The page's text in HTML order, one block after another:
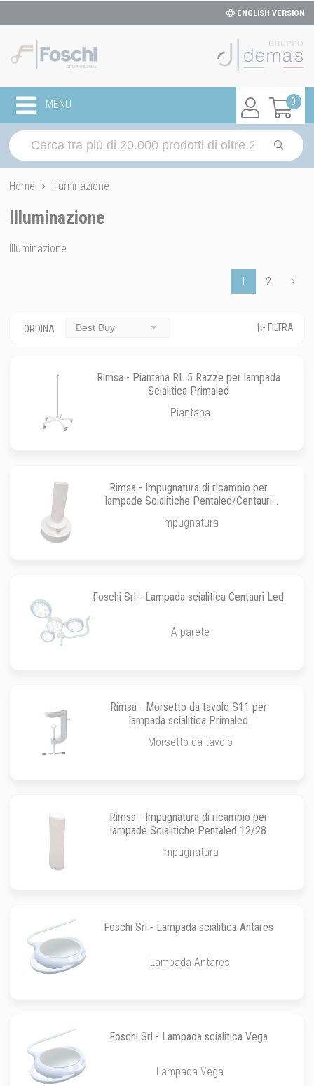
ENGLISH VERSION
0
MENU
Home Illuminazione
Illuminazione
Illuminazione
1 2
ORDINA Best Buy FILTRA
Rimsa - Piantana RL 5 Razze per lampada
Scialitica Primaled
Piantana
Rimsa - Impugnatura di ricambio per
lampade Scialitiche Pentaled/Centauri
impugnatura
Foschi Srl - Lampada scialitica Centauri Led
A parete
Rimsa - Morsetto da tavolo S11 per
lampada scialitica Primaled
Morsetto da tavolo
Rimsa - Impugnatura di ricambio per
lampade Scialitiche Pentaled 12/28
impugnatura
Foschi Srl - Lampada scialitica Antares
Lampada Antares
Foschi Srl - Lampada scialitica Vega
Lampada Vega